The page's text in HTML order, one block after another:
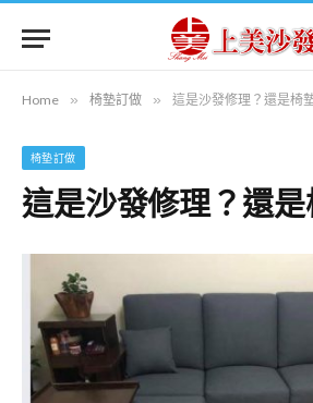
Home » 椅墊訂做 » 這是沙發修理？還是椅
椅墊訂做
這是沙發修理？還